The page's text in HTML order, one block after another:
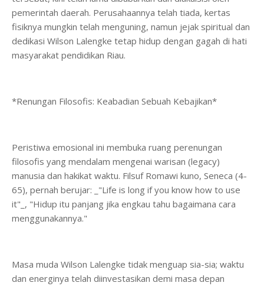
pemerintah daerah. Perusahaannya telah tiada, kertas
fisiknya mungkin telah menguning, namun jejak spiritual dan
dedikasi Wilson Lalengke tetap hidup dengan gagah di hati
masyarakat pendidikan Riau.
*Renungan Filosofis: Keabadian Sebuah Kebajikan*
Peristiwa emosional ini membuka ruang perenungan
filosofis yang mendalam mengenai warisan (legacy)
manusia dan hakikat waktu. Filsuf Romawi kuno, Seneca (4-
65), pernah berujar: _"Life is long if you know how to use
it"_, "Hidup itu panjang jika engkau tahu bagaimana cara
menggunakannya."
Masa muda Wilson Lalengke tidak menguap sia-sia; waktu
dan energinya telah diinvestasikan demi masa depan